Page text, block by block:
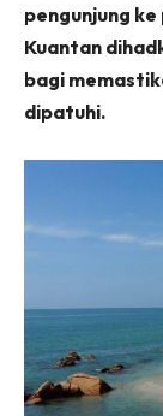
pengunjung
Kuantan
bagi
dipatuhi.